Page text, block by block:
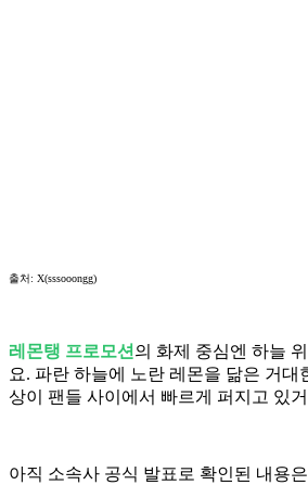
출처: X(sssooongg)
레몬탱 프로모션 의 화제 중심엔 하늘
요. 파란 하늘에 노란 레몬을 닮은 거대
상이 팬들 사이에서 빠르게 퍼지고 있
아직 소속사 공식 발표로 확인된 내용